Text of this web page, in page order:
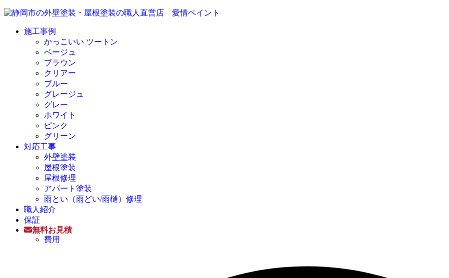
施工事例
かっこいい ツートン
ベージュ
ブラウン
クリアー
ブルー
グレージュ
グレー
ホワイト
ピンク
グリーン
対応工事
外壁塗装
屋根塗装
屋根修理
アパート塗装
雨とい（雨どい/雨樋）修理
職人紹介
保証
無料お見積
費用